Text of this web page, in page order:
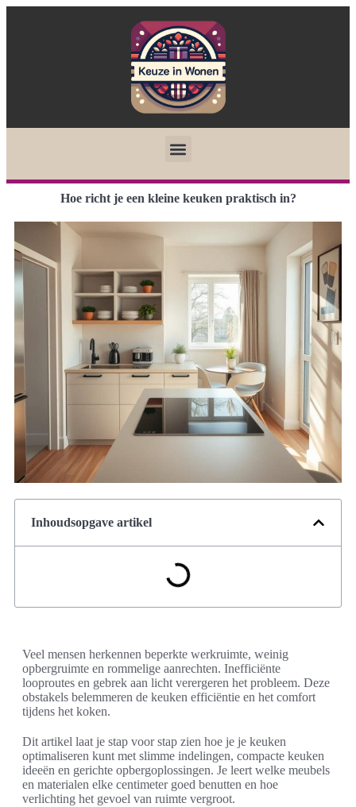
Hoe richt je een kleine keuken praktisch in?
Inhoudsopgave artikel
Veel mensen herkennen beperkte werkruimte, weinig
opbergruimte en rommelige aanrechten. Inefficiënte
looproutes en gebrek aan licht verergeren het probleem. Deze
obstakels belemmeren de keuken efficiëntie en het comfort
tijdens het koken.
Dit artikel laat je stap voor stap zien hoe je je keuken
optimaliseren kunt met slimme indelingen, compacte keuken
ideeën en gerichte opbergoplossingen. Je leert welke meubels
en materialen elke centimeter goed benutten en hoe
verlichting het gevoel van ruimte vergroot.